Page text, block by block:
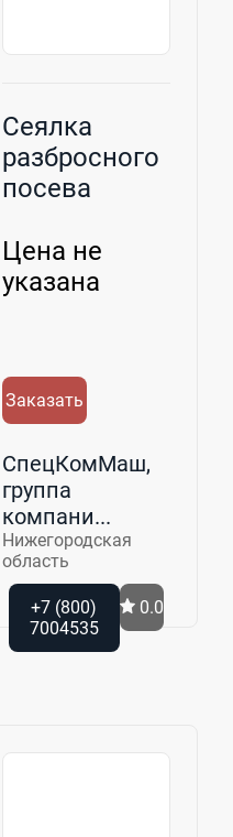
Сеялка
разбросного
посева
SuperVario
Цена не
указана
Заказать
СпецКомМаш,
группа
компани...
Нижегородская
область
+7 (800)
7004535
0.0